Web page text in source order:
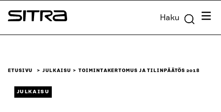
Siirry
suoraan
Sitra Haku
ETUSIVU JULKAISU TOIMINTAKERTOMUS JA TILINPÄÄTÖS 2018
JULKAISU